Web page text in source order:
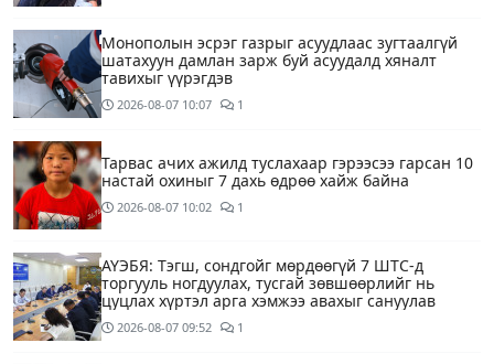
Монополын эсрэг газрыг асуудлаас зугтаалгүй
шатахуун дамлан зарж буй асуудалд хяналт
тавихыг үүрэгдэв
2026-08-07 10:07 1
Тарвас ачих ажилд туслахаар гэрээсээ гарсан 10
настай охиныг 7 дахь өдрөө хайж байна
2026-08-07 10:02 1
АҮЭБЯ: Тэгш, сондгойг мөрдөөгүй 7 ШТС-д
торгууль ногдуулах, тусгай зөвшөөрлийг нь
цуцлах хүртэл арга хэмжээ авахыг сануулав
2026-08-07 09:52 1